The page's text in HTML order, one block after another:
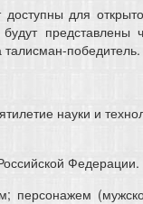
для
представлены
талисман-победитель.
науки и
Федерации.